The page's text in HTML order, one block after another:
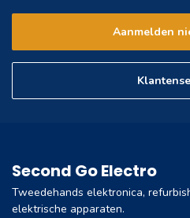
Aanmelden
Second Go Electro
Tweedehands elektronica,
elektrische apparaten.